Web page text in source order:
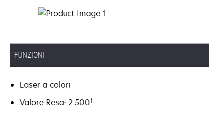
FUNZIONI
Laser a colori
Valore Resa: 2.500†